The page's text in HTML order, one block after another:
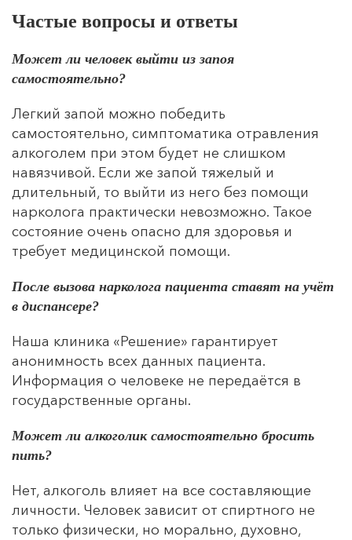
Прерывание запоя
От 4500
Дуплет
5000
Кодирование
От 3000
5000
Детокс
8000
10000
Частые вопросы и ответы
Может ли человек выйти из запоя
самостоятельно?
Легкий запой можно победить
самостоятельно, симптоматика отравления
алкоголем при этом будет не слишком
навязчивой. Если же запой тяжелый и
длительный, то выйти из него без помощи
нарколога практически невозможно. Такое
состояние очень опасно для здоровья и
требует медицинской помощи.
После вызова нарколога пациента ставят на учёт
в диспансере?
Наша клиника «Решение» гарантирует
анонимность всех данных пациента.
Информация о человеке не передаётся в
государственные органы.
Может ли алкоголик самостоятельно бросить
пить?
Нет, алкоголь влияет на все составляющие
личности. Человек зависит от спиртного не
только физически, но морально, духовно,